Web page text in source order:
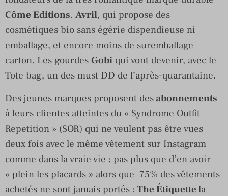
Côme Editions. Avril, qui propose des
cosmétiques bio sans égérie dispendieuse ni
emballage, et encore moins de suremballage
carton. Les gourdes Gobi qui vont devenir, avec le
Tote bag, un des must DD de l’après-quarantaine.
Des jeunes marques proposent desabonnements
à leurs clientes atteintes du « Syndrome Outfit
Repetition » (SOR) qui ne veulent pas être vues
deux fois avec le même vêtement sur Instagram
comme dans la vraie vie ; pas plus que d’en avoir
« plein les placards » alors que 75% des vêtements
achetés ne sont jamais portés : The Étiquette la